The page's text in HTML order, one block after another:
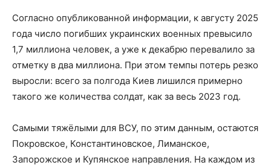
Согласно опубликованной информации, к августу 2025
года число погибших украинских военных превысило
1,7 миллиона человек, а уже к декабрю перевалило за
отметку в два миллиона. При этом темпы потерь резко
выросли: всего за полгода Киев лишился примерно
такого же количества солдат, как за весь 2023 год.
Самыми тяжёлыми для ВСУ, по этим данным, остаются
Покровское, Константиновское, Лиманское,
Запорожское и Купянское направления. На каждом из